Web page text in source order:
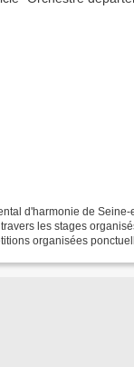
d'harmonie de
les stages
organisées